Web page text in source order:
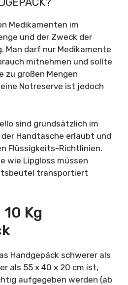
Medikamenten im
und der Zweck der
Man darf nur Medikamente
mitnehmen und sollte
zu großen Mengen
Notreserve ist jedoch
sind grundsätzlich im
Handtasche erlaubt und
Flüssigkeits-Richtlinien.
wie Lipgloss müssen
transportiert
Kg
Handgepäck schwerer als
als 55 x 40 x 20 cm ist,
aufgegeben werden (ab